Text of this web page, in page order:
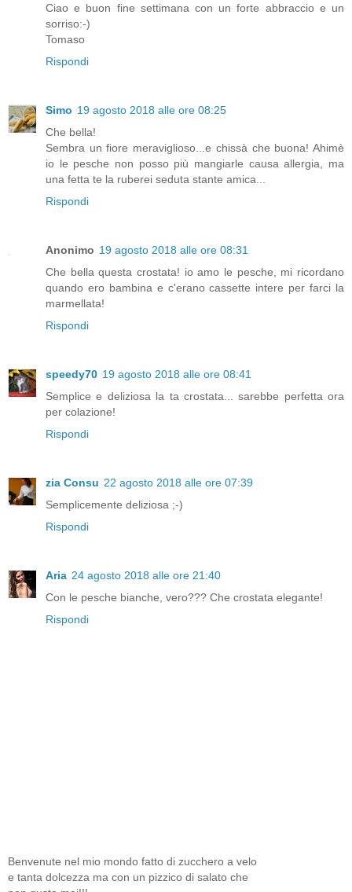
Ciao e buon fine settimana con un forte abbraccio e un
sorriso:-)
Tomaso
Rispondi
Simo 19 agosto 2018 alle ore 08:25
Che bella!
Sembra un fiore meraviglioso...e chissà che buona! Ahimè
io le pesche non posso più mangiarle causa allergia, ma
una fetta te la ruberei seduta stante amica...
Rispondi
Anonimo 19 agosto 2018 alle ore 08:31
Che bella questa crostata! io amo le pesche, mi ricordano
quando ero bambina e c'erano cassette intere per farci la
marmellata!
Rispondi
speedy70 19 agosto 2018 alle ore 08:41
Semplice e deliziosa la ta crostata... sarebbe perfetta ora
per colazione!
Rispondi
zia Consu 22 agosto 2018 alle ore 07:39
Semplicemente deliziosa ;-)
Rispondi
Aria 24 agosto 2018 alle ore 21:40
Con le pesche bianche, vero??? Che crostata elegante!
Rispondi
Benvenute nel mio mondo fatto di zucchero a velo
e tanta dolcezza ma con un pizzico di salato che